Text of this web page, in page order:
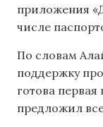
приложения
числе
По словам
поддержку
готова
предложил